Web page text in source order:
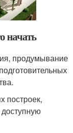
начать
продумывание
построек,